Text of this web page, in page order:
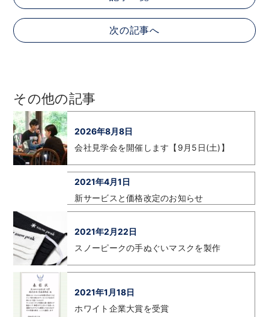
次の記事へ
その他の記事
2026年8月8日
会社見学会を開催します【9月5日(土)】
2021年4月1日
新サービスと価格改定のお知らせ
2021年2月22日
スノーピークの手ぬぐいマスクを製作
2021年1月18日
ホワイト企業大賞を受賞